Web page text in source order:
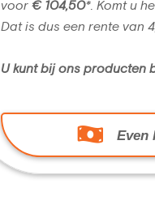
voor € 104,50*. Komt u
Dat is dus een rente van
U kunt bij ons producten
Even